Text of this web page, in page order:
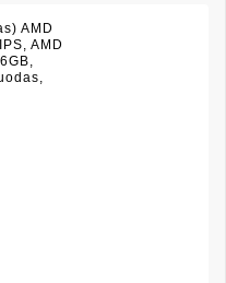
AMD
AMD